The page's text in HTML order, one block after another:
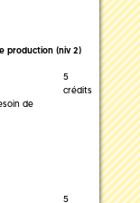
production (niv 2)
5
crédits
de
5